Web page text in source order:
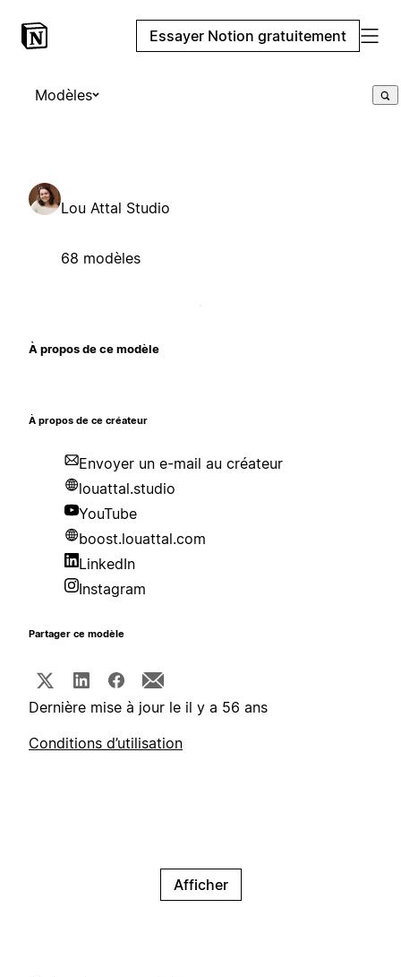
Essayer Notion gratuitement
Modèles
Lou Attal Studio
68 modèles
À propos de ce modèle
À propos de ce créateur
Envoyer un e-mail au créateur
louattal.studio
YouTube
boost.louattal.com
LinkedIn
Instagram
Partager ce modèle
Dernière mise à jour le il y a 56 ans
Conditions d’utilisation
Afficher